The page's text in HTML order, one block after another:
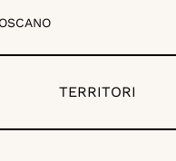
TERRITORI